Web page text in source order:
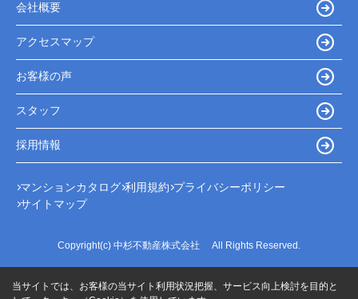
会社概要
アクセスマップ
お客様の声
スタッフ
採用情報
マンションカタログ 利用規約 プライバシーポリシー
サイトマップ
Copyright(c) 中杉不動産株式会社 All Rights Reserved.
当サイトでは、お客様の当サイト利用状況把握、サービス向上検討を目的と